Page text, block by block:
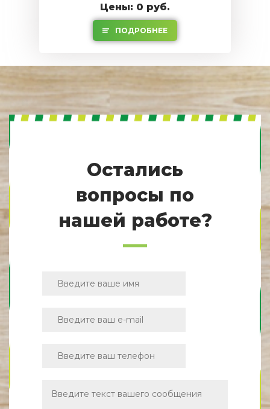
Цены: 0 руб.
ПОДРОБНЕЕ
Остались
вопросы по
нашей работе?